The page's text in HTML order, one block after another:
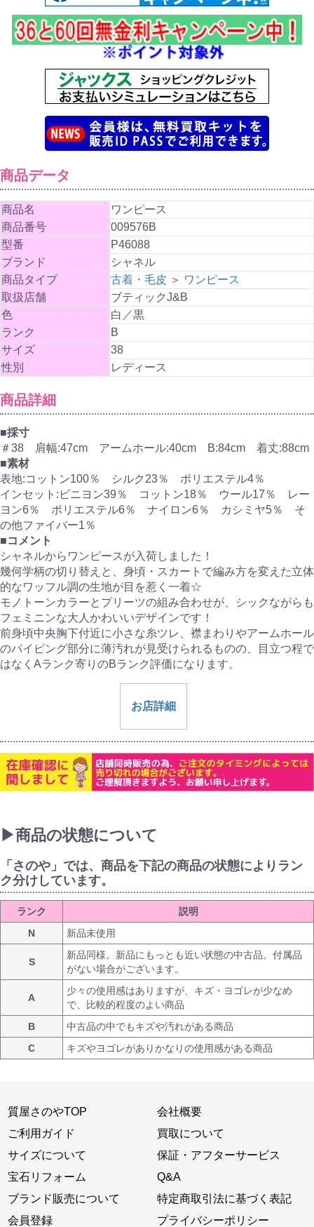
商品データ
商品名
ワンピース
商品番号
009576B
型番
P46088
ブランド
シャネル
商品タイプ
古着・毛皮 ＞ ワンピース
取扱店舗
ブティックJ&B
色
白／黒
ランク
B
サイズ
38
性別
レディース
商品詳細
■採寸
＃38 肩幅:47cm アームホール:40cm B:84cm 着丈:88cm
■素材
表地:コットン100％ シルク23％ ポリエステル4％
インセット:ビニヨン39％ コットン18％ ウール17％ レー
ヨン6％ ポリエステル6％ ナイロン6％ カシミヤ5％ そ
の他ファイバー1％
■コメント
シャネルからワンピースが入荷しました！
幾何学柄の切り替えと、身頃・スカートで編み方を変えた立体
的なワッフル調の生地が目を惹く一着☆
モノトーンカラーとプリーツの組み合わせが、シックながらも
フェミニンな大人かわいいデザインです！
前身頃中央胸下付近に小さな糸ツレ、襟まわりやアームホール
のパイピング部分に薄汚れが見受けられるものの、目立つ程で
はなくAランク寄りのBランク評価になります。
お店詳細
▶商品の状態について
「さのや」では、商品を下記の商品の状態によりラン
ク分けしています。
ランク
説明
N
新品未使用
S
新品同様。新品にもっとも近い状態の中古品。付属品
がない場合がございます。
A
少々の使用感はありますが、キズ・ヨゴレが少なめ
で、比較的程度のよい商品
B
中古品の中でもキズや汚れがある商品
C
キズやヨゴレがありかなりの使用感がある商品
質屋さのやTOP
ご利用ガイド
サイズについて
宝石リフォーム
ブランド販売について
会員登録
会社概要
買取について
保証・アフターサービス
Q&A
特定商取引法に基づく表記
プライバシーポリシー